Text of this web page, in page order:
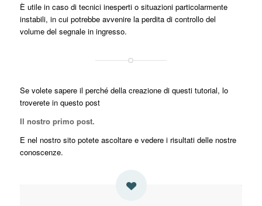
È utile in caso di tecnici inesperti o situazioni particolarmente
instabili, in cui potrebbe avvenire la perdita di controllo del
volume del segnale in ingresso.
Se volete sapere il perché della creazione di questi tutorial, lo
troverete in questo post
Il nostro primo post.
E nel nostro sito potete ascoltare e vedere i risultati delle nostre
conoscenze.